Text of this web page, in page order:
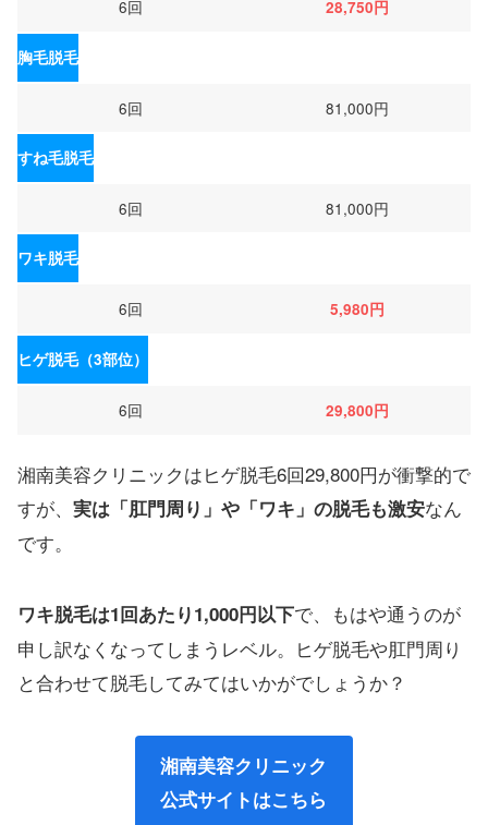
6回 28,750円
胸毛脱毛
6回 81,000円
すね毛脱毛
6回 81,000円
ワキ脱毛
6回 5,980円
ヒゲ脱毛（3部位）
6回 29,800円
湘南美容クリニックはヒゲ脱毛6回29,800円が衝撃的で
すが、 実は「肛門周り」や「ワキ」の脱毛も激安なん
です。
ワキ脱毛は1回あたり1,000円以下で、もはや通うのが
申し訳なくなってしまうレベル。ヒゲ脱毛や肛門周り
と合わせて脱毛してみてはいかがでしょうか？
湘南美容クリニック
公式サイトはこちら